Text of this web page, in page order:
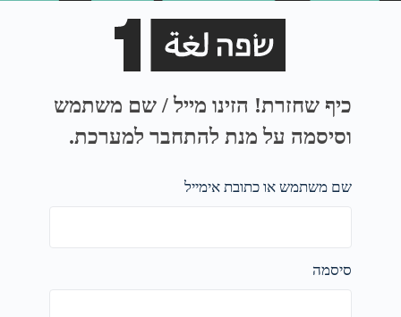
כיף שחזרת! הזינו מייל / שם משתמש
וסיסמה על מנת להתחבר למערכת.
שם משתמש או כתובת אימייל
סיסמה